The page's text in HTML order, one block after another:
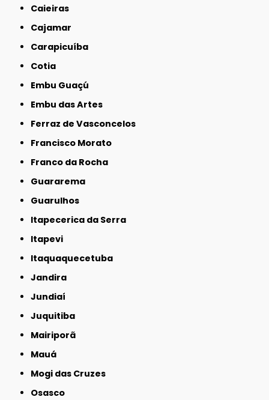
Caieiras
Cajamar
Carapicuíba
Cotia
Embu Guaçú
Embu das Artes
Ferraz de Vasconcelos
Francisco Morato
Franco da Rocha
Guararema
Guarulhos
Itapecerica da Serra
Itapevi
Itaquaquecetuba
Jandira
Jundiaí
Juquitiba
Mairiporã
Mauá
Mogi das Cruzes
Osasco